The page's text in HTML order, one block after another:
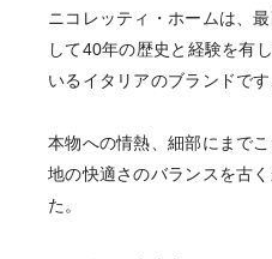
ニコレッティ・ホームは、
して40年の歴史と経験を有
いる イタリアのブランドです
本物への情熱、細部にまでこ
地の快適さのバランスを古
た。